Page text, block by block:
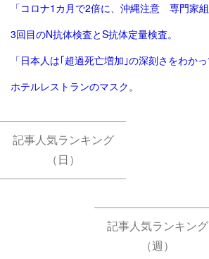
3回目のN抗体検査とS抗体定量検査。
ホテルレストランのマスク。
記事人気ランキング
（日）
記事人気ランキング
（週）